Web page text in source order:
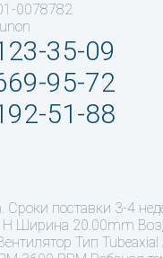
0078782
35-09
95-72
51-88
Сроки поставки 3-4
Ширина 20.00mm
Тип